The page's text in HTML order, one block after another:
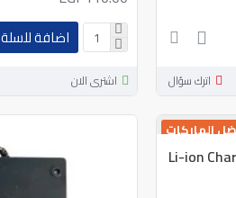
اترك سؤال
اضافة للسلة
اشترى الان
جديد
الماركات
Li-ion